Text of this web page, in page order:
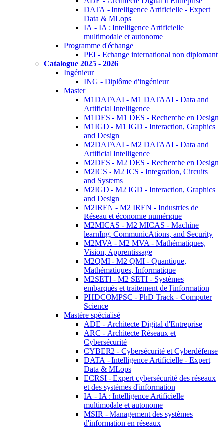
DATA - Intelligence Artificielle - Expert
Data & MLops
IA - IA : Intelligence Artificielle
multimodale et autonome
Programme d'échange
PEI - Echange international non diplomant
Catalogue 2025 - 2026
Ingénieur
ING - Diplôme d'ingénieur
Master
M1DATAAI - M1 DATAAI - Data and
Artificial Intelligence
M1DES - M1 DES - Recherche en Design
M1IGD - M1 IGD - Interaction, Graphics
and Design
M2DATAAI - M2 DATAAI - Data and
Artificial Intelligence
M2DES - M2 DES - Recherche en Design
M2ICS - M2 ICS - Integration, Circuits
and Systems
M2IGD - M2 IGD - Interaction, Graphics
and Design
M2IREN - M2 IREN - Industries de
Réseau et économie numérique
M2MICAS - M2 MICAS - Machine
learnIng, CommunicAtions, and Security
M2MVA - M2 MVA - Mathématiques,
Vision, Apprentissage
M2QMI - M2 QMI - Quantique,
Mathématiques, Informatique
M2SETI - M2 SETI - Systèmes
embarqués et traitement de l'information
PHDCOMPSC - PhD Track - Computer
Science
Mastère spécialisé
ADE - Architecte Digital d'Entreprise
ARC - Architecte Réseaux et
Cybersécurité
CYBER2 - Cybersécurité et Cyberdéfense
DATA - Intelligence Artificielle - Expert
Data & MLops
ECRSI - Expert cybersécurité des réseaux
et des systèmes d'information
IA - IA : Intelligence Artificielle
multimodale et autonome
MSIR - Management des systèmes
d'information en réseaux